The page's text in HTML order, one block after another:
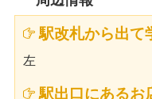
駅改札から出て
左
駅出口にあるお